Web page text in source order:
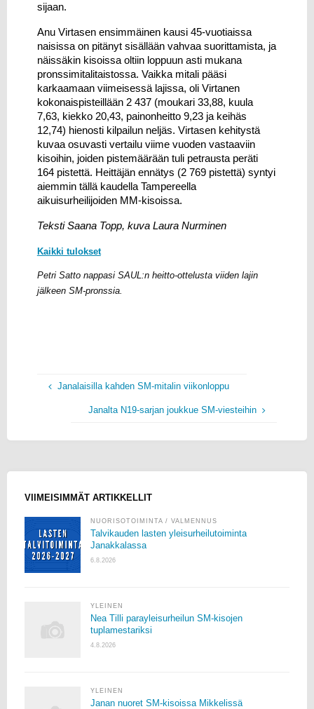
sijaan.
Anu Virtasen ensimmäinen kausi 45-vuotiaissa
naisissa on pitänyt sisällään vahvaa suorittamista, ja
näissäkin kisoissa oltiin loppuun asti mukana
pronssimitalitaistossa. Vaikka mitali pääsi
karkaamaan viimeisessä lajissa, oli Virtanen
kokonaispisteillään 2 437 (moukari 33,88, kuula
7,63, kiekko 20,43, painonheitto 9,23 ja keihäs
12,74) hienosti kilpailun neljäs. Virtasen kehitystä
kuvaa osuvasti vertailu viime vuoden vastaaviin
kisoihin, joiden pistemäärään tuli petrausta peräti
164 pistettä. Heittäjän ennätys (2 769 pistettä) syntyi
aiemmin tällä kaudella Tampereella
aikuisurheilijoiden MM-kisoissa.
Teksti Saana Topp, kuva Laura Nurminen
Kaikki tulokset
Petri Satto nappasi SAUL:n heitto-ottelusta viiden lajin
jälkeen SM-pronssia.
Janalaisilla kahden SM-mitalin viikonloppu
Janalta N19-sarjan joukkue SM-viesteihin
VIIMEISIMMÄT ARTIKKELLIT
NUORISOTOIMINTA /VALMENNUS
Talvikauden lasten yleisurheilutoiminta
Janakkalassa
6.8.2026
YLEINEN
Nea Tilli parayleisurheilun SM-kisojen
tuplamestariksi
4.8.2026
YLEINEN
Janan nuoret SM-kisoissa Mikkelissä